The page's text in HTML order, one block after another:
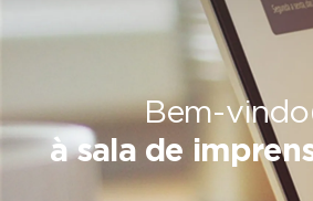
Bem-
à sala de